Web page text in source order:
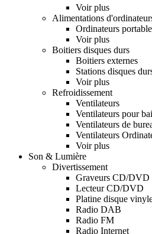
Voir plus
Alimentations
Ordinateurs
Voir plus
Boitiers disques durs
Boitiers externes
Stations disques
Voir plus
Refroidissement
Ventilateurs
Ventilateurs pour
Ventilateurs de
Ventilateurs
Voir plus
Son & Lumière
Divertissement
Graveurs CD/DVD
Lecteur CD/DVD
Platine disque
Radio DAB
Radio FM
Radio Internet